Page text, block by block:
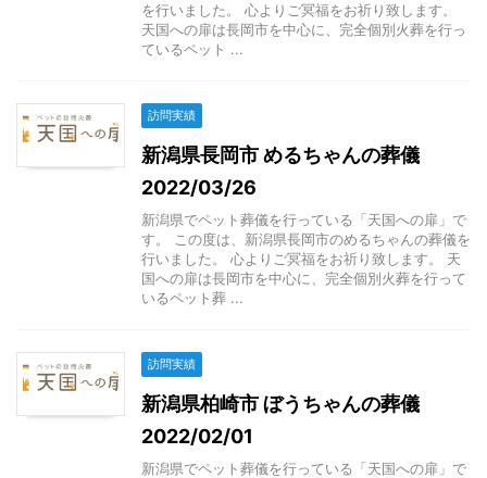
を行いました。 心よりご冥福をお祈り致します。
天国への扉は長岡市を中心に、完全個別火葬を行っ
ているペット ...
訪問実績
新潟県長岡市 めるちゃんの葬儀
2022/03/26
新潟県でペット葬儀を行っている「天国への扉」で
す。 この度は、新潟県長岡市のめるちゃんの葬儀を
行いました。 心よりご冥福をお祈り致します。 天
国への扉は長岡市を中心に、完全個別火葬を行って
いるペット葬 ...
訪問実績
新潟県柏崎市 ぼうちゃんの葬儀
2022/02/01
新潟県でペット葬儀を行っている「天国への扉」で